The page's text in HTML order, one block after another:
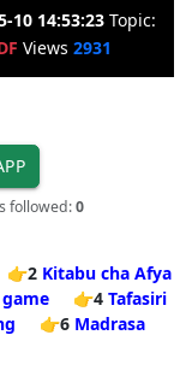
10 14:53:23 Topic:
Views 2931
followed:0
👉2 Kitabu cha Afya
👉4 Tafasiri
👉6 Madrasa